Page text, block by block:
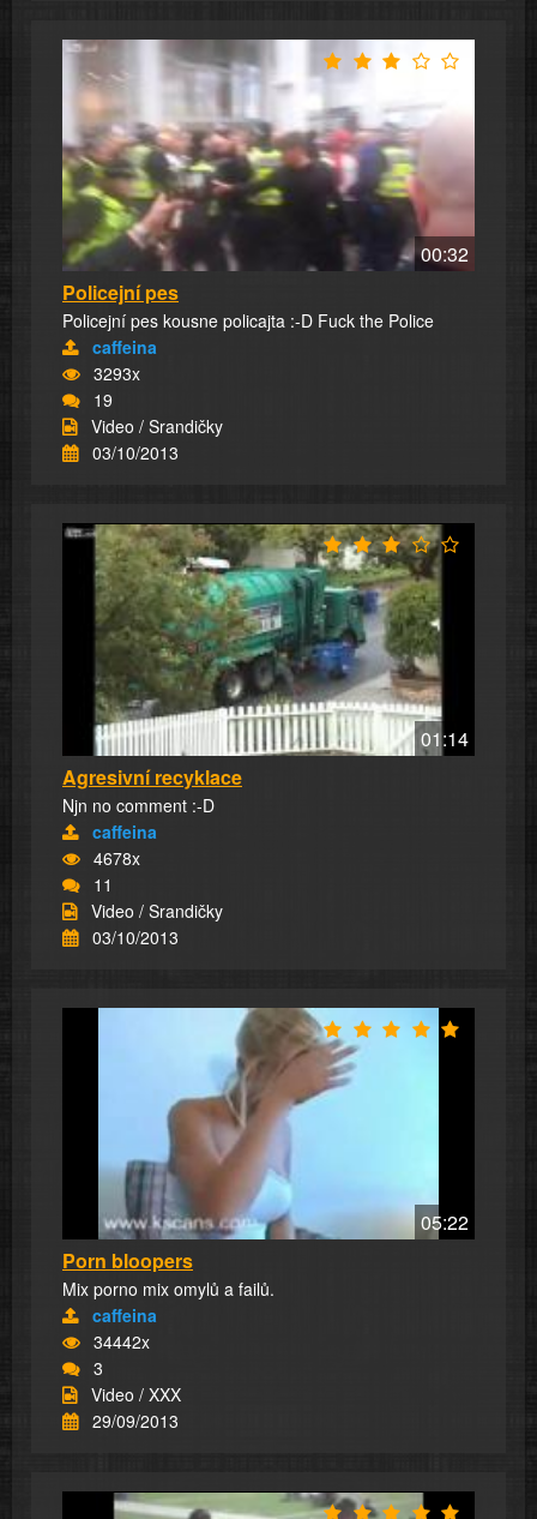
00:32
Policejní pes
Policejní pes kousne policajta :-D Fuck the Police
caffeina
3293x
19
Video / Srandičky
03/10/2013
01:14
Agresivní recyklace
Njn no comment :-D
caffeina
4678x
11
Video / Srandičky
03/10/2013
05:22
Porn bloopers
Mix porno mix omylů a failů.
caffeina
34442x
3
Video / XXX
29/09/2013